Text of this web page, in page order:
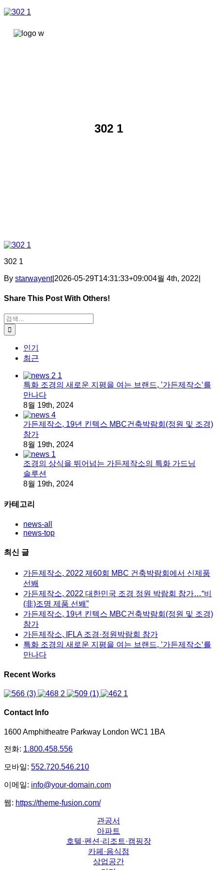
콘텐츠로
302 1
302 1
By starwayent| 2026-05-29T14:31:33+09:004월 4th, 2022
Share This Post With Others!
Facebook
X
Tumblr
Pinterest
이메일
검색:
인기
최근
특화 조경의 새로운 지평을 여는 브랜드, ’가든제작소‘를
만나다
8월 19th, 2024
가든제작소, 19년 킨텍스 MBC건축박람회(정원 및 조경)
참가
8월 19th, 2024
조경의 상식을 뛰어넘는 가든제작소의 특화 가드닝
솔루션
8월 19th, 2024
카테고리
news-all
news-top
최신 글
가든제작소, 2022 제60회 MBC 건축박람회에서 신제품
선봬
가든제작소, 2022 대한민국 조경 정원 박람회 참가…“비
(非)조명 제품 선봬”
가든제작소, 19년 킨텍스 MBC건축박람회(정원 및 조경)
참가
가든제작소, IFLA 조경·정원박람회 참가
특화 조경의 새로운 지평을 여는 브랜드, ’가든제작소‘를
만나다
Recent Works
Contact Info
1600 Amphitheatre Parkway London WC1 1BA
전화: 1.800.458.556
모바일: 552.720.546.210
이메일: info@your-domain.com
웹: https://theme-fusion.com/
관공서
아파트
호텔·펜션·리조트·캠핑장
카페·음식점
상업공간